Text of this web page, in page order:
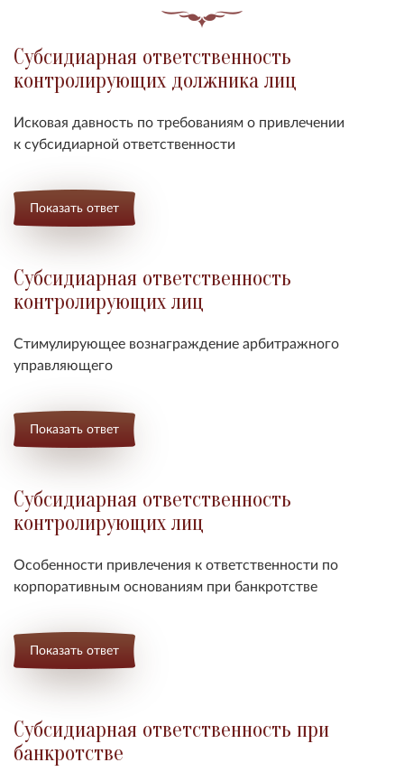
Субсидиарная ответственность
контролирующих должника лиц
Исковая давность по требованиям о привлечении
к субсидиарной ответственности
Показать ответ
Субсидиарная ответственность
контролирующих лиц
Стимулирующее вознаграждение арбитражного
управляющего
Показать ответ
Субсидиарная ответственность
контролирующих лиц
Особенности привлечения к ответственности по
корпоративным основаниям при банкротстве
Показать ответ
Субсидиарная ответственность при
банкротстве